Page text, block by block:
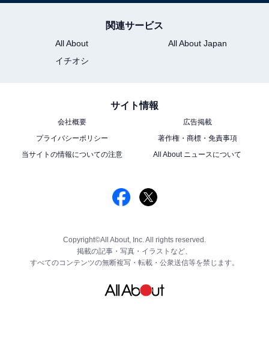
関連サービス
All About
All About Japan
イチオシ
サイト情報
会社概要
広告掲載
プライバシーポリシー
著作権・商標・免責事項
当サイトの情報についての注意
All About ニュースについて
Copyright©All About, Inc. All rights reserved.
掲載の記事・写真・イラストなど、
すべてのコンテンツの無断複写・転載・公衆送信等を禁じます。